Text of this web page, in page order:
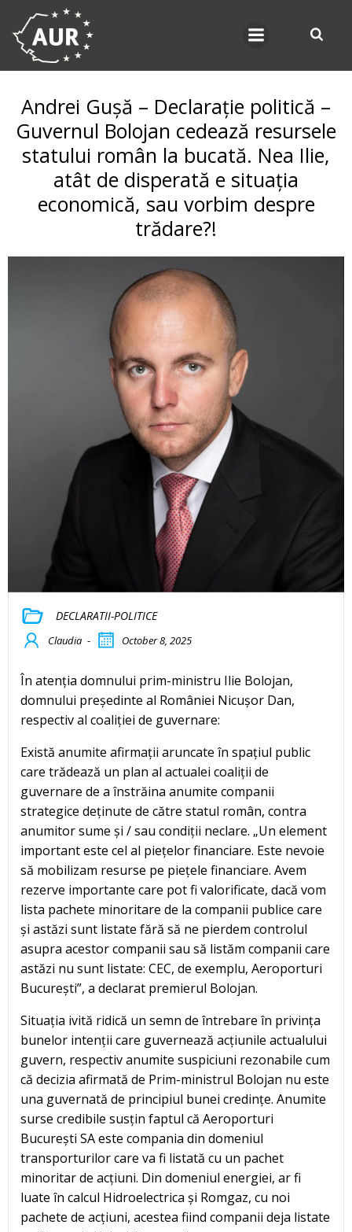
Andrei Gușă – Declarație politică –
Guvernul Bolojan cedează resursele
statului român la bucată. Nea Ilie,
atât de disperată e situația
economică, sau vorbim despre
trădare?!
DECLARATII-POLITICE
Claudia - October 8, 2025
În atenția domnului prim-ministru Ilie Bolojan,
domnului președinte al României Nicușor Dan,
respectiv al coaliției de guvernare:
Există anumite afirmații aruncate în spațiul public
care trădează un plan al actualei coaliții de
guvernare de a înstrăina anumite companii
strategice deținute de către statul român, contra
anumitor sume și / sau condiții neclare. „Un element
important este cel al piețelor financiare. Este nevoie
să mobilizam resurse pe piețele financiare. Avem
rezerve importante care pot fi valorificate, dacă vom
lista pachete minoritare de la companii publice care
și astăzi sunt listate fără să ne pierdem controlul
asupra acestor companii sau să listăm companii care
astăzi nu sunt listate: CEC, de exemplu, Aeroporturi
București”, a declarat premierul Bolojan.
Situația ivită ridică un semn de întrebare în privința
bunelor intenții care guvernează acțiunile actualului
guvern, respectiv anumite suspiciuni rezonabile cum
că decizia afirmată de Prim-ministrul Bolojan nu este
una guvernată de principiul bunei credințe. Anumite
surse credibile susțin faptul că Aeroporturi
București SA este compania din domeniul
transporturilor care va fi listată cu un pachet
minoritar de acțiuni. Din domeniul energiei, ar fi
luate în calcul Hidroelectrica și Romgaz, cu noi
pachete de acțiuni, acestea fiind companii deja listate